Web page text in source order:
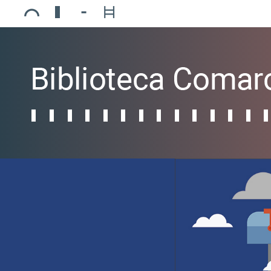
Ajuntament de Mollerussa
Biblioteca Comarcal Jaume Vila
Piscines de Mollerussa